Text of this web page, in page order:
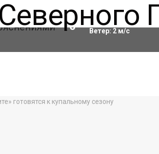
10°C Влажность:74%
Ветер: 2м/с